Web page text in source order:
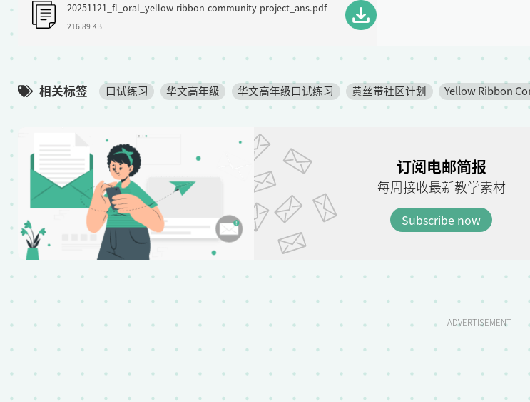
20251121_fl_oral_yellow-ribbon-community-project_ans.pdf
216.89 KB
相关标签 口试练习 华文高年级 华文高年级口试练习 黄丝带社区计划 Yellow Ribbon
订阅电邮简报
每周接收最新教学素材
Subscribe now
ADVERTISEMENT